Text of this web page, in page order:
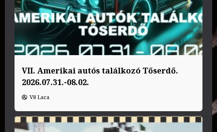
VII. Amerikai autós találkozó Tőserdő.
2026.07.31.-08.02.
V8 Laca